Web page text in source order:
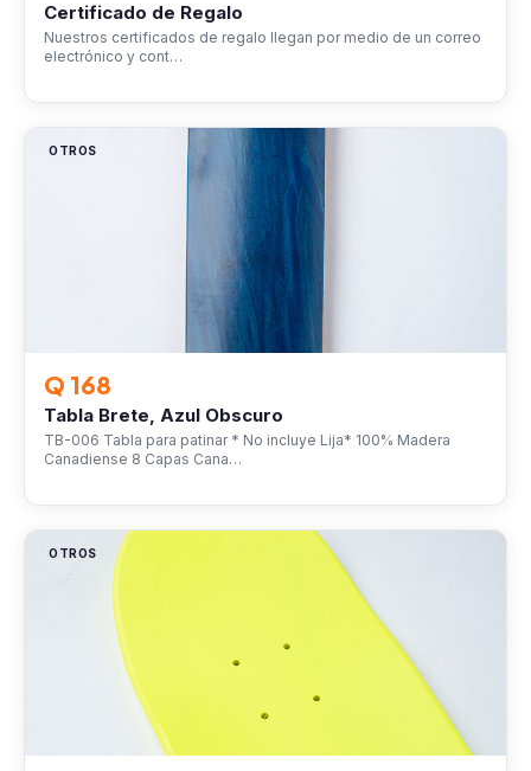
Certificado de Regalo
Nuestros certificados de regalo llegan por medio de un correo
electrónico y cont…
OTROS
Q 168
Tabla Brete, Azul Obscuro
TB-006 Tabla para patinar * No incluye Lija* 100% Madera
Canadiense 8 Capas Cana…
OTROS